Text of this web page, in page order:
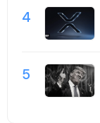
4
5